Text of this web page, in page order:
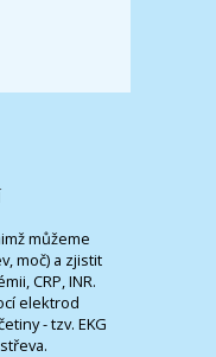
můžeme
moč) a zjistit
CRP, INR.
elektrod
- tzv. EKG